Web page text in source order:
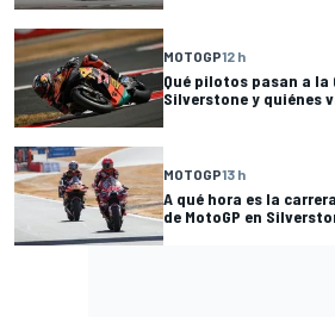
MOTOGP12 h
Qué pilotos pasan a la
Silverstone y quiénes
MOTOGP13 h
A qué hora es la
de MotoGP en